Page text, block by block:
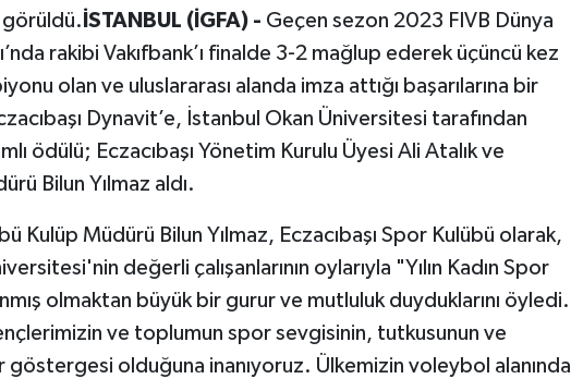
görüldü. İSTANBUL (İGFA) - Geçen sezon 2023 FIVB Dünya
rakibi Vakıfbank’ı finalde 3-2 mağlup ederek üçüncü kez
olan ve uluslararası alanda imza attığı başarılarına bir
Dynavit’e, İstanbul Okan Üniversitesi tarafından
ödülü; Eczacıbaşı Yönetim Kurulu Üyesi Ali Atalık ve
Bilun Yılmaz aldı.
Kulüp Müdürü Bilun Yılmaz, Eczacıbaşı Spor Kulübü olarak,
değerli çalışanlarının oylarıyla "Yılın Kadın Spor
olmaktan büyük bir gurur ve mutluluk duyduklarını öyledi.
ve toplumun spor sevgisinin, tutkusunun ve
olduğuna inanıyoruz. Ülkemizin voleybol alanında